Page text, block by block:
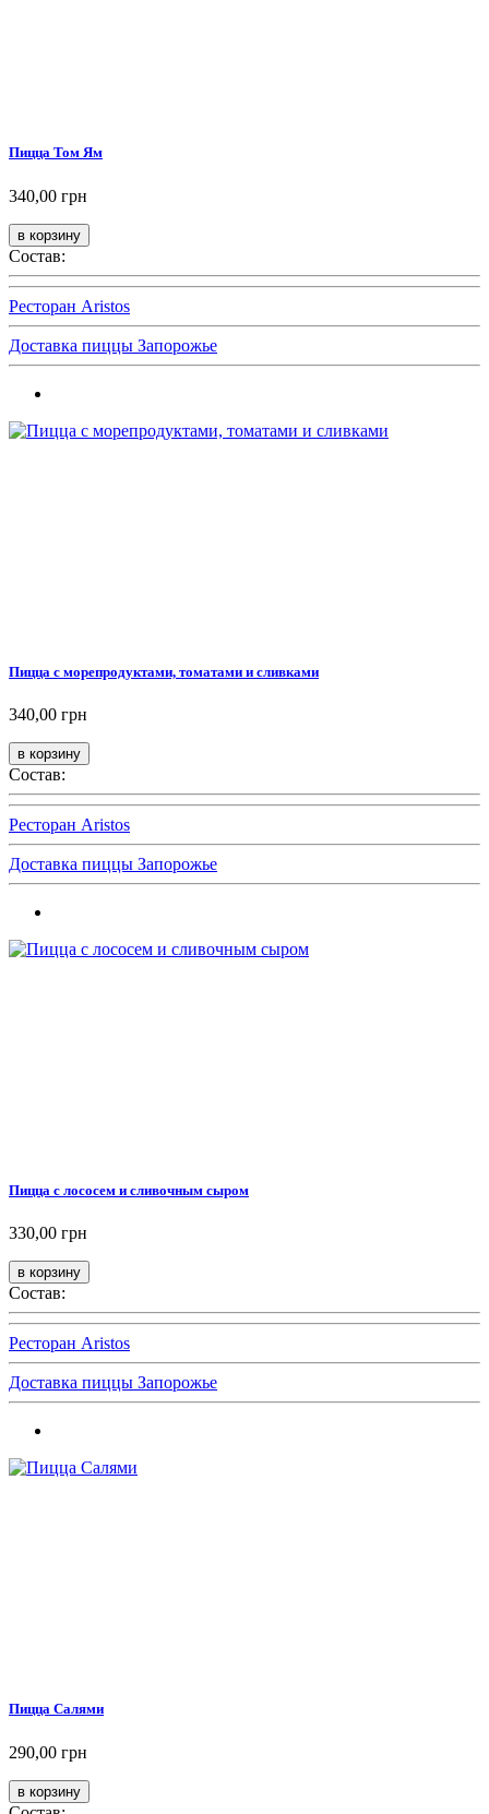
Пицца Том Ям
340,00 грн
Состав:
Ресторан Aristos
Доставка пиццы Запорожье
Пицца с морепродуктами, томатами и сливками
340,00 грн
Состав:
Ресторан Aristos
Доставка пиццы Запорожье
Пицца с лососем и сливочным сыром
330,00 грн
Состав:
Ресторан Aristos
Доставка пиццы Запорожье
Пицца Салями
290,00 грн